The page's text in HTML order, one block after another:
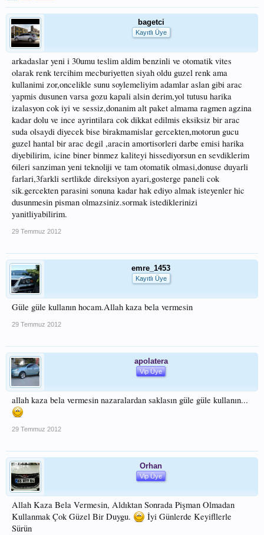
bagetci
Kayıtlı Üye
arkadaslar yeni i 30umu teslim aldim benzinli ve otomatik vites
olarak renk tercihim mecburiyetten siyah oldu guzel renk ama
kullanimi zor,oncelikle sunu soylemeliyim adamlar aslan gibi arac
yapmis dusunen varsa gozu kapali alsin derim,yol tutusu harika
izalasyon cok iyi ve sessiz,donanim alt paket almama ragmen agzina
kadar dolu ve ince ayrintilara cok dikkat edilmis eksiksiz bir arac
suda olsaydi diyecek bise birakmamislar gercekten,motorun gucu
guzel hantal bir arac degil ,aracin amortisorleri darbe emisi harika
diyebilirim, icine biner binmez kaliteyi hissediyorsun en sevdiklerim
6ileri sanziman yeni teknoliji ve tam otomatik olmasi,donuse duyarli
farlari,3farkli sertlikde direksiyon ayari,gosterge paneli cok
sik.gercekten parasini sonuna kadar hak ediyo almak isteyenler hic
dusunmesin pisman olmazsiniz.sormak istediklerinizi
yanitliyabilirim.
29 Temmuz 2012
emre_1453
Kayıtlı Üye
Güle güle kullanın hocam.Allah kaza bela vermesin
29 Temmuz 2012
apolatera
Vip Üye
allah kaza bela vermesin nazaralardan saklasın güle güle kullanın...
29 Temmuz 2012
Orhan
Vip Üye
Allah Kaza Bela Vermesin, Aldıktan Sonrada Pişman Olmadan
Kullanmak Çok Güzel Bir Duygu.
İyi Günlerde Keyifllerle
Sürün